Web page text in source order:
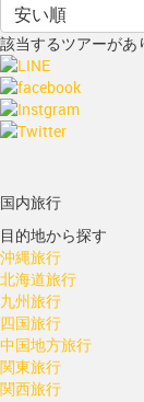
該当するツアーがあ
国内旅行
目的地から探す
沖縄旅行
北海道旅行
九州旅行
四国旅行
中国地方旅行
関東旅行
関西旅行